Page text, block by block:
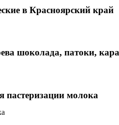
в Красноярский край
шоколада, патоки,
пастеризации молока